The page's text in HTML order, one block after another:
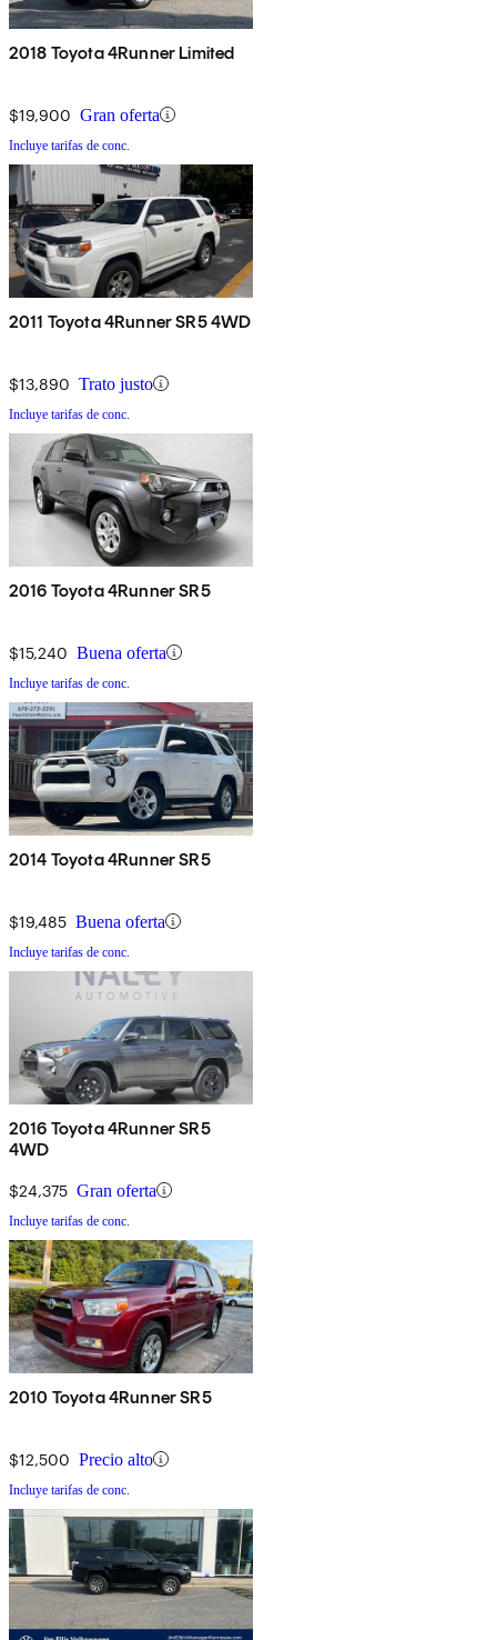
2018 Toyota 4Runner Limited
$19,900 Gran oferta
Incluye tarifas de conc.
2011 Toyota 4Runner SR5 4WD
$13,890 Trato justo
Incluye tarifas de conc.
2016 Toyota 4Runner SR5
$15,240 Buena oferta
Incluye tarifas de conc.
2014 Toyota 4Runner SR5
$19,485 Buena oferta
Incluye tarifas de conc.
2016 Toyota 4Runner SR5
4WD
$24,375 Gran oferta
Incluye tarifas de conc.
2010 Toyota 4Runner SR5
$12,500 Precio alto
Incluye tarifas de conc.